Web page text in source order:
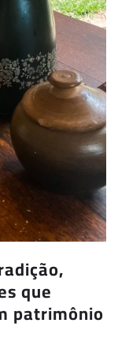
que
patrimônio